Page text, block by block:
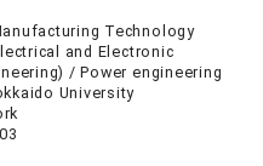
Technology
and Electronic
/ Power engineering
University